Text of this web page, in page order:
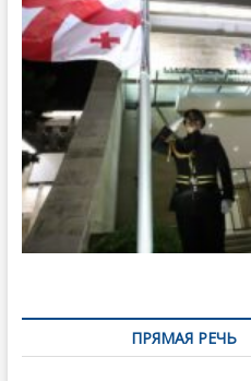
ПРЯМАЯ РЕЧЬ